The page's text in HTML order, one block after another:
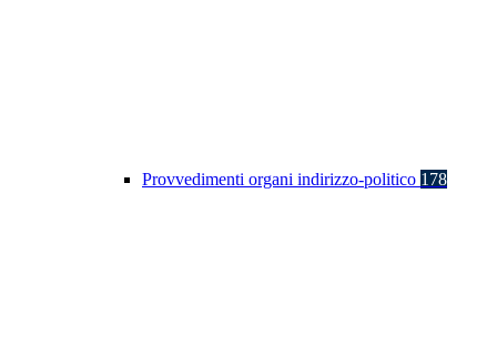
Provvedimenti organi indirizzo-politico 178